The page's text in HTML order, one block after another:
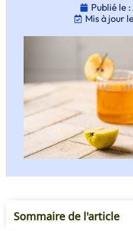
Publié le :
Mis à jour
Sommaire de l'article